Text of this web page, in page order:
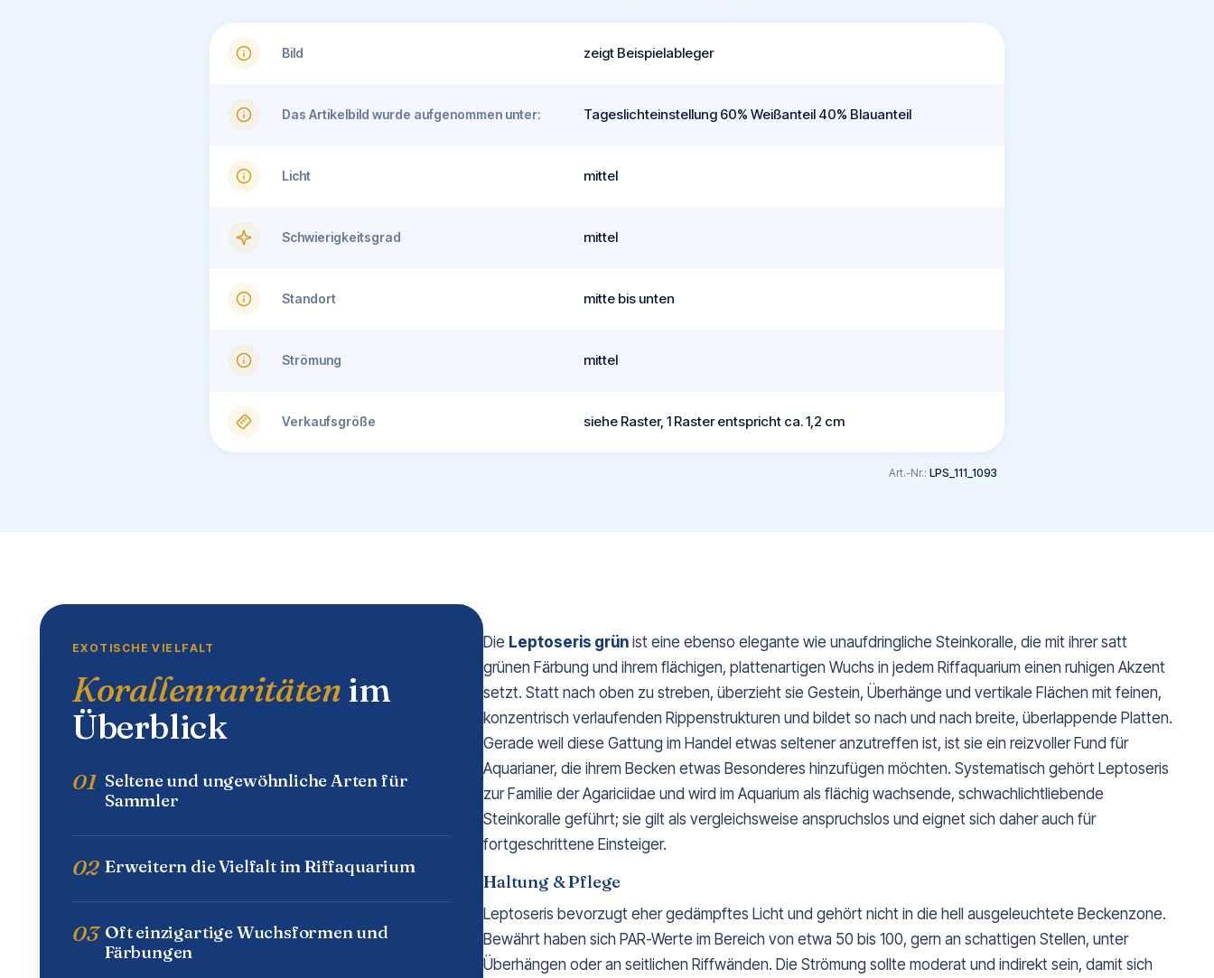
Bild zeigt Beispielableger
Das Artikelbild wurde aufgenommen unter: Tageslichteinstellung 60% Weißanteil 40% Blauanteil
Licht mittel
Schwierigkeitsgrad mittel
Standort mitte bis unten
Strömung mittel
Verkaufsgröße siehe Raster, 1 Raster entspricht ca. 1,2 cm
Art.-Nr.: LPS_111_1093
EXOTISCHE VIELFALT
Korallenraritätenim
Überblick
01 Seltene und ungewöhnliche Arten für
Sammler
02 Erweitern die Vielfalt im Riffaquarium
03 Oft einzigartige Wuchsformen und
Färbungen
Die Leptoseris grün ist eine ebenso elegante wie unaufdringliche Steinkoralle, die mit ihrer satt
grünen Färbung und ihrem flächigen, plattenartigen Wuchs in jedem Riffaquarium einen ruhigen Akzent
setzt. Statt nach oben zu streben, überzieht sie Gestein, Überhänge und vertikale Flächen mit feinen,
konzentrisch verlaufenden Rippenstrukturen und bildet so nach und nach breite, überlappende Platten.
Gerade weil diese Gattung im Handel etwas seltener anzutreffen ist, ist sie ein reizvoller Fund für
Aquarianer, die ihrem Becken etwas Besonderes hinzufügen möchten. Systematisch gehört Leptoseris
zur Familie der Agariciidae und wird im Aquarium als flächig wachsende, schwachlichtliebende
Steinkoralle geführt; sie gilt als vergleichsweise anspruchslos und eignet sich daher auch für
fortgeschrittene Einsteiger.
Haltung & Pflege
Leptoseris bevorzugt eher gedämpftes Licht und gehört nicht in die hell ausgeleuchtete Beckenzone.
Bewährt haben sich PAR-Werte im Bereich von etwa 50 bis 100, gern an schattigen Stellen, unter
Überhängen oder an seitlichen Riffwänden. Die Strömung sollte moderat und indirekt sein, damit sich